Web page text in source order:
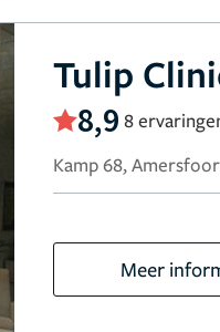
Tulip
8,9 8
Kamp 68,
Meer